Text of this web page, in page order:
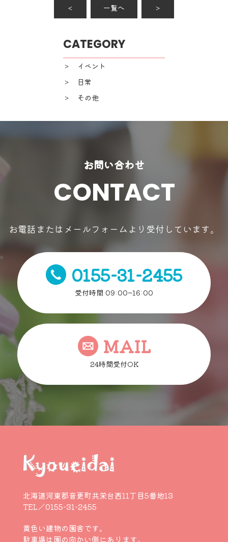
＜ 一覧へ ＞
CATEGORY
＞ イベント
＞ 日常
＞ その他
お問い合わせ
CONTACT
お電話またはメールフォームより受付しています。
0155-31-2455
受付時間 09:00~16:00
MAIL
24時間受付OK
北海道河東郡音更町共栄台西11丁目5番地13
TEL／0155-31-2455
黄色い建物の園舎です。
駐車場は園の向かい側にあります。